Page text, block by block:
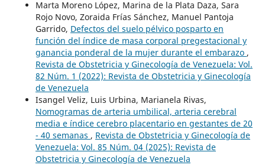
Marta Moreno López, Marina de la Plata Daza, Sara
Rojo Novo, Zoraida Frías Sánchez, Manuel Pantoja
Garrido, Defectos del suelo pélvico posparto en
función del índice de masa corporal pregestacional y
ganancia ponderal de la mujer durante el embarazo ,
Revista de Obstetricia y Ginecología de Venezuela: Vol.
82 Núm. 1 (2022): Revista de Obstetricia y Ginecología
de Venezuela
Isangel Veliz, Luis Urbina, Marianela Rivas,
Nomogramas de arteria umbilical, arteria cerebral
media e índice cerebro placentario en gestantes de 20
- 40 semanas , Revista de Obstetricia y Ginecología de
Venezuela: Vol. 85 Núm. 04 (2025): Revista de
Obstetricia y Ginecología de Venezuela